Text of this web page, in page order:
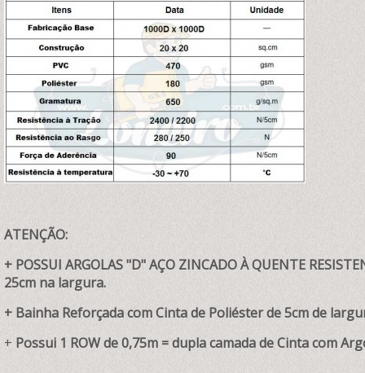
ATENÇÃO:
+ POSSUI ARGOLAS "D" AÇO ZINCADO À QUENTE
25cm na largura.
+ Bainha Reforçada com Cinta de Poliéster de 5cm de
+ Possui 1 ROW de 0,75m = dupla camada de Cinta com